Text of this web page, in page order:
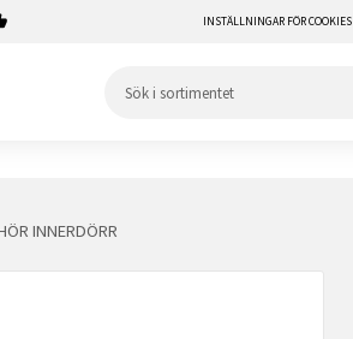
INSTÄLLNINGAR FÖR COOKIES
INNERDÖRR